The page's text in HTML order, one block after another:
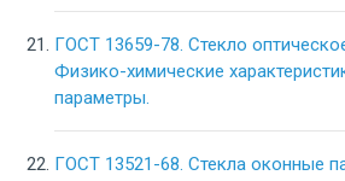
ГОСТ 13659-78. Стекло
Физико-химические
параметры.
ГОСТ 13521-68. Стекла оконные